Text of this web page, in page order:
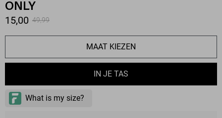
ONLY
15,00 49,99
MAAT KIEZEN
IN JE TAS